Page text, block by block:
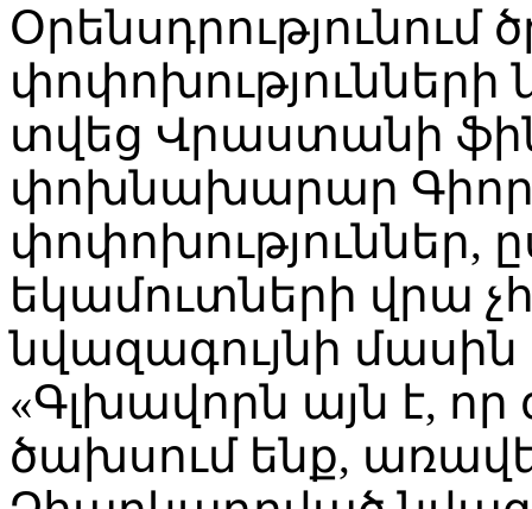
Օրենսդրությունում
փոփոխությունների
տվեց Վրաստանի
փոխնախարար
փոփոխություններ,
եկամուտների վրա
նվազագույնի
«Գլխավորն այն է, որ
ծախսում ենք,